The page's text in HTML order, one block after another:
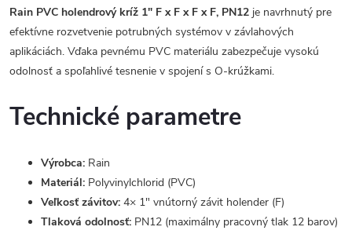
Rain PVC holendrový kríž 1" F x F x F x F, PN12 je navrhnutý pre
efektívne rozvetvenie potrubných systémov v závlahových
aplikáciách. Vďaka pevnému PVC materiálu zabezpečuje vysokú
odolnosť a spoľahlivé tesnenie v spojení s O-krúžkami.
Technické parametre
Výrobca: Rain
Materiál: Polyvinylchlorid (PVC)
Veľkosť závitov: 4× 1" vnútorný závit holender (F)
Tlaková odolnosť: PN12 (maximálny pracovný tlak 12 barov)